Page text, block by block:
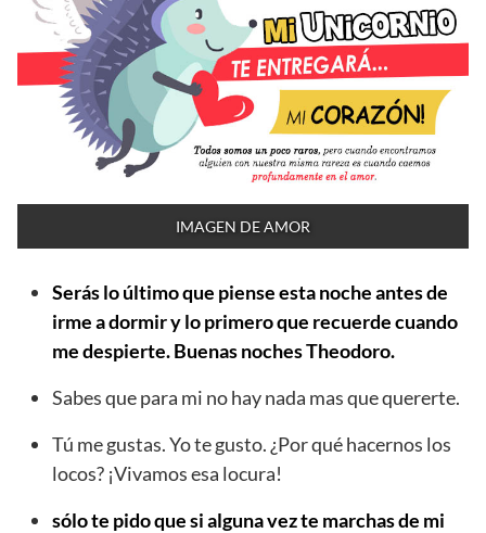
IMAGEN DE AMOR
Serás lo último que piense esta noche antes de
irme a dormir y lo primero que recuerde cuando
me despierte. Buenas noches Theodoro.
Sabes que para mi no hay nada mas que quererte.
Tú me gustas. Yo te gusto. ¿Por qué hacernos los
locos? ¡Vivamos esa locura!
sólo te pido que si alguna vez te marchas de mi